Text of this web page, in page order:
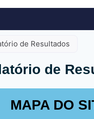
de Resultados
de
MAPA DO